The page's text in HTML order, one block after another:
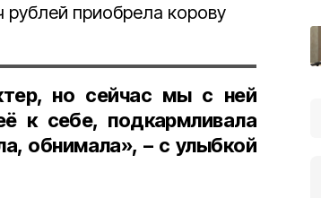
приобрела корову
но сейчас мы с ней
к себе, подкармливала
обнимала», – с улыбкой